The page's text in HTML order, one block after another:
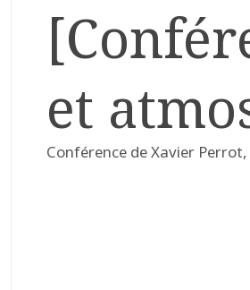
et
Conférence de Xavier